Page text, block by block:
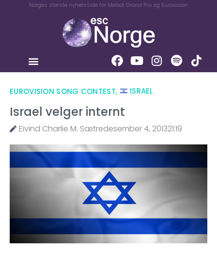
Norges største nyhetsside for Melodi Grand Prix og Eurovision
EUROVISION SONG CONTEST, ISRAEL
Israel velger internt
Eivind Charlie M. Sætredesember 4, 201321:19